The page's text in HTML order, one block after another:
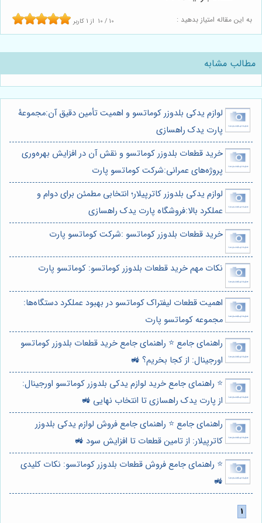
به این مقاله امتیاز بدهید : 10 / 10 از 1 کاربر
مطالب مشابه
لوازم یدکی بلدوزر کوماتسو و اهمیت تأمین دقیق آن:مجموعۀ
پارت یدک راهسازی
خرید قطعات بلدوزر کوماتسو و نقش آن در افزایش بهره‌وری
پروژه‌های عمرانی:شرکت کوماتسو پارت
لوازم یدکی بلدوزر کاترپیلار؛ انتخابی مطمئن برای دوام و
عملکرد بالا:فروشگاه پارت یدک راهسازی
خرید قطعات بلدوزر کوماتسو :شرکت کوماتسو پارت
نکات مهم خرید قطعات بلدوزر کوماتسو: کوماتسو پارت
اهمیت قطعات لیفتراک کوماتسو در بهبود عملکرد دستگاه‌ها:
مجموعه کوماتسو پارت
راهنمای جامع ⭐️ راهنمای جامع خرید قطعات بلدوزر کوماتسو
اورجینال: از کجا بخریم؟ 🚜
⭐️ راهنمای جامع خرید لوازم یدکی بلدوزر کوماتسو اورجینال:
از پارت یدک راهسازی تا انتخاب نهایی 🚜
راهنمای جامع ⭐️ راهنمای جامع فروش لوازم یدکی بلدوزر
کاترپیلار: از تامین قطعات تا افزایش سود 🚜
⭐️ راهنمای جامع فروش قطعات بلدوزر کوماتسو: نکات کلیدی
🚜